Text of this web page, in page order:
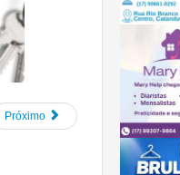
Próximo